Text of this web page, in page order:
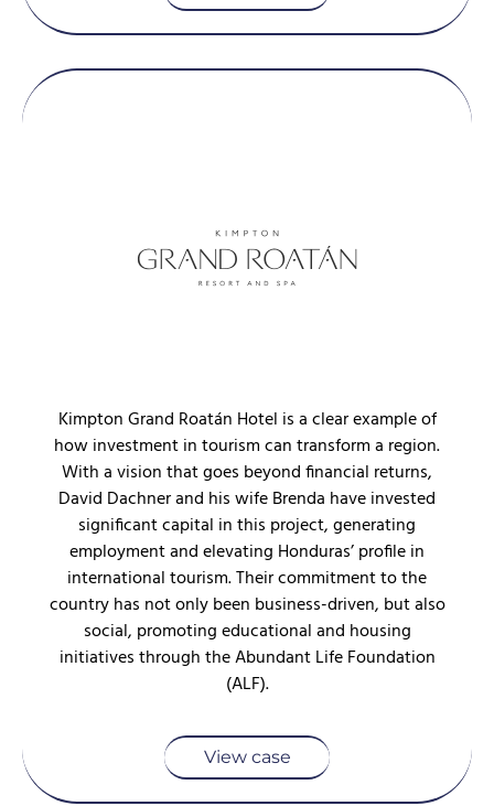
Kimpton Grand Roatán Hotel is a clear example of
how investment in tourism can transform a region.
With a vision that goes beyond financial returns,
David Dachner and his wife Brenda have invested
significant capital in this project, generating
employment and elevating Honduras’ profile in
international tourism. Their commitment to the
country has not only been business-driven, but also
social, promoting educational and housing
initiatives through the Abundant Life Foundation
(ALF).
View case